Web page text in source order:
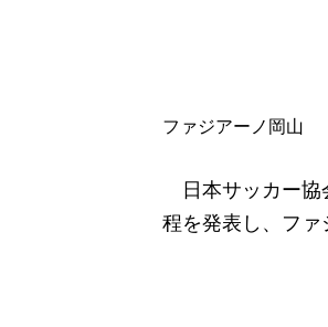
ファジアーノ岡山
日本サッカー協
程を発表し、ファ